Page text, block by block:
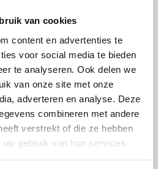
van cookies
content en advertenties te
voor social media te bieden
te analyseren. Ook delen we
van onze site met onze
adverteren en analyse. Deze
combineren met andere
verstrekt of die ze hebben
gebruik van hun services.